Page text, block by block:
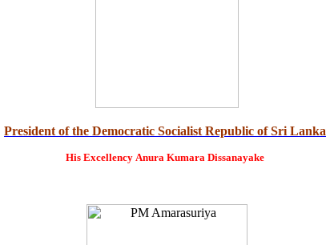
President of the Democratic Socialist Republic of Sri Lanka
His Excellency Anura Kumara Dissanayake